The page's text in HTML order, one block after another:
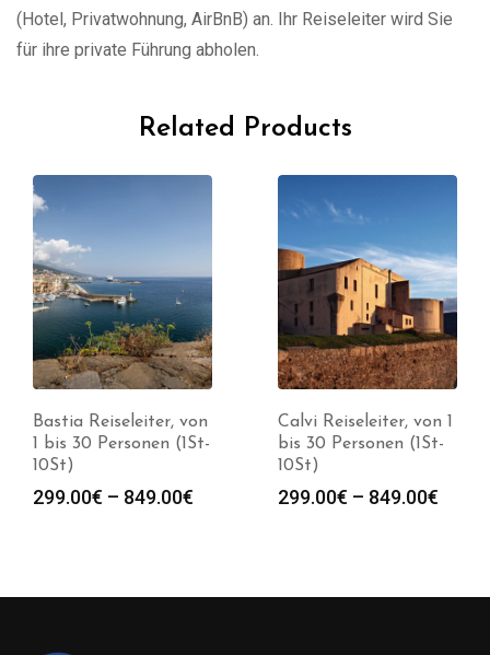
(Hotel, Privatwohnung, AirBnB) an. Ihr Reiseleiter wird Sie
für ihre private Führung abholen.
Related Products
Bastia Reiseleiter, von
1 bis 30 Personen (1St-
10St)
299.00€ – 849.00€ Preisspanne:
Calvi Reiseleiter, von 1
bis 30 Personen (1St-
10St)
299.00€ – 849.00€